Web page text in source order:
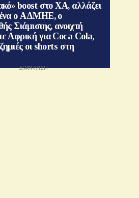
boost στο ΧΑ, αλλάζει
ο ΑΔΜΗΕ, ο
Σιάμισιης, ανοιχτή
Αφρική για Coca Cola,
οι shorts στη